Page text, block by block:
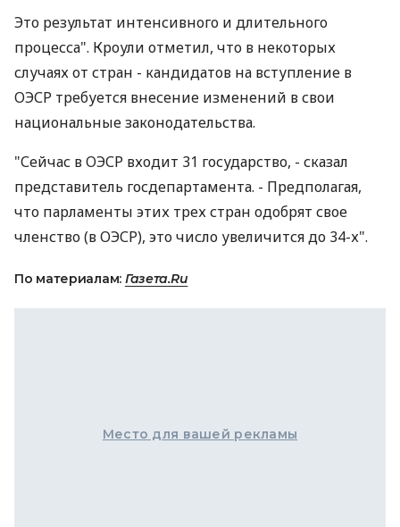
Это результат интенсивного и длительного
процесса". Кроули отметил, что в некоторых
случаях от стран - кандидатов на вступление в
ОЭСР требуется внесение изменений в свои
национальные законодательства.
"Сейчас в ОЭСР входит 31 государство, - сказал
представитель госдепартамента. - Предполагая,
что парламенты этих трех стран одобрят свое
членство (в ОЭСР), это число увеличится до 34-х".
По материалам: Газета.Ru
Место для вашей рекламы